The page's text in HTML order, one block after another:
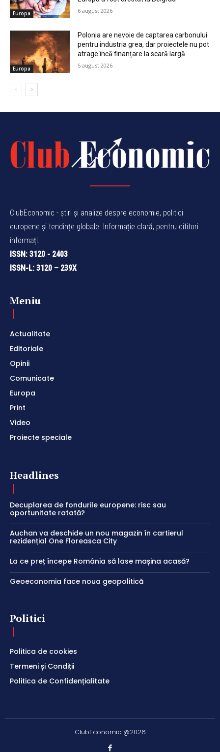
Europa 6 august 2026
Europa
Polonia are nevoie de captarea carbonului
pentru industria grea, dar proiectele nu pot
atrage încă finanțare la scară largă
5 august 2026
ClubEconomic - știri și analize despre economie, politici
europene și tendințe globale. Informație clară, pentru cititori
informați.
ISSN: 3120 - 2403
ISSN-L: 3120 – 239X
Meniu
Actualitate
Editoriale
Opinii
Comunicate
Europa
Print
Video
Proiecte speciale
Headlines
Decuplarea de fondurile europene: risc sau
oportunitate ratată?
Auchan va deschide un nou magazin în cartierul
rezidențial One Floreasca City
La ce preț începe România să lase mașina acasă?
Geoeconomia face noua geopolitică
Politici
Politica de cookies
Termeni și Condiții
Politica de Confidențialitate
ClubEconomic @2026